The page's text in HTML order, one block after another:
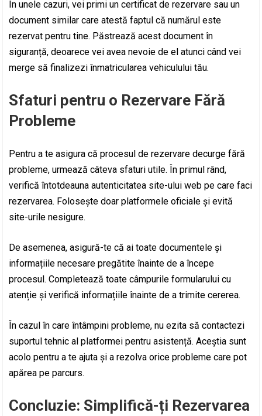
În unele cazuri, vei primi un certificat de rezervare sau un
document similar care atestă faptul că numărul este
rezervat pentru tine. Păstrează acest document în
siguranță, deoarece vei avea nevoie de el atunci când vei
merge să finalizezi înmatricularea vehiculului tău.
Sfaturi pentru o Rezervare Fără
Probleme
Pentru a te asigura că procesul de rezervare decurge fără
probleme, urmează câteva sfaturi utile. În primul rând,
verifică întotdeauna autenticitatea site-ului web pe care faci
rezervarea. Folosește doar platformele oficiale și evită
site-urile nesigure.
De asemenea, asigură-te că ai toate documentele și
informațiile necesare pregătite înainte de a începe
procesul. Completează toate câmpurile formularului cu
atenție și verifică informațiile înainte de a trimite cererea.
În cazul în care întâmpini probleme, nu ezita să contactezi
suportul tehnic al platformei pentru asistență. Aceștia sunt
acolo pentru a te ajuta și a rezolva orice probleme care pot
apărea pe parcurs.
Concluzie: Simplifică-ți Rezervarea